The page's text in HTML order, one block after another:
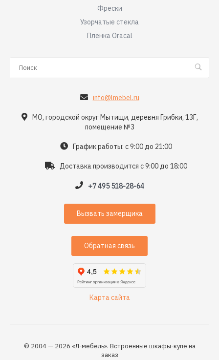
Фрески
Узорчатые стекла
Пленка Oracal
info@lmebel.ru
МО, городской округ Мытищи, деревня Грибки, 13Г,
помещение №3
График работы: с 9:00 до 21:00
Доставка производится с 9:00 до 18:00
+7 495 518-28-64
Вызвать замерщика
Обратная связь
Карта сайта
© 2004 — 2026 «Л-мебель». Встроенные шкафы-купе на
заказ